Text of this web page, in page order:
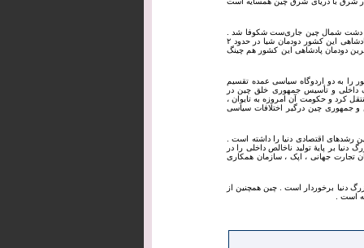
دشت شمال چین جاری‌ست شکوفا شد .
نظام سیاسی چین بیش از ۶ هزار سال مبتنی بر سلطنت مطلقهٔ موروثی بود . نخستین دودمان پادشاهی این کشور دودمان شیا در حدود ۲
که چین را متحد کرد دودمان چه‌این در ۲۲۱ پ.م بود . آخرین دودمان پادشاهی این کشور هم چینگ
را به دو اردوگاه سیاسی عمده تقسیم
با پیروزی کمونیست‌ها در جنگ داخلی و تأسیس جمهوری خلق چین در
کرد و حکومت آن امروزه به تایوان ،
جمهوری چین درگیر اختلافات سیاسی
رشدهای اقتصادی دنیا را داشته است .
بر پایهٔ تولید ناخالص داخلی را در
تجارت جهانی ، اپک ، سازمان همکاری
دنیا برخوردار است . چین همچنین از
‌است .